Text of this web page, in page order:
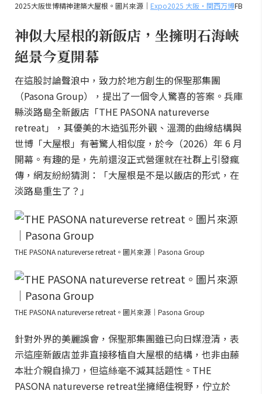
2025大阪世博精神建築大屋根。圖片來源｜ Expo2025 大阪・関西万博FB
神似大屋根的新飯店，坐擁明石海峽
絕景今夏開幕
在這股討論聲浪中，致力於地方創生的保聖那集團
（Pasona Group），提出了一個令人驚喜的答案。兵庫
縣淡路島全新飯店「THE PASONA natureverse
retreat」，其優美的木造弧形外觀、溫潤的曲線結構與
世博「大屋根」有著驚人相似度，於今（2026）年 6 月
開幕。有趣的是，先前還沒正式營運就在社群上引發瘋
傳，網友紛紛猜測：「大屋根是不是以飯店的形式，在
淡路島重生了？」
THE PASONA natureverse retreat。圖片來源｜Pasona Group
THE PASONA natureverse retreat。圖片來源｜Pasona Group
針對外界的美麗誤會，保聖那集團雖已向日媒澄清，表
示這座新飯店並非直接移植自大屋根的結構，也非由藤
本壯介親自操刀，但這絲毫不減其話題性。THE
PASONA natureverse retreat坐擁絕佳視野，佇立於